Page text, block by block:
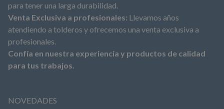
para tener una larga durabilidad.
Venta Exclusiva a profesionales: Llevamos años
atendiendo a tolderos y ofrecemos una venta exclusiva a
profesionales.
Confía en nuestra experiencia y productos de calidad
para tus trabajos.
NOVEDADES